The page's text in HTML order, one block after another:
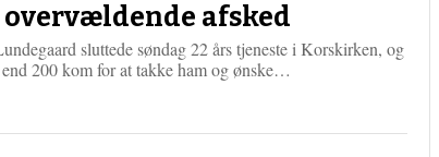
overvældende afsked
sluttede søndag 22 års tjeneste i Korskirken, og
end 200 kom for at takke ham og ønske…
m